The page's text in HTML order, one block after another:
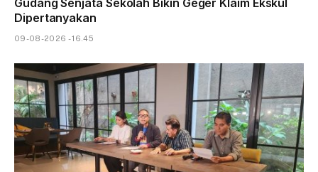
Gudang Senjata Sekolah Bikin Geger Klaim Ekskul
Dipertanyakan
09-08-2026 - 16.45